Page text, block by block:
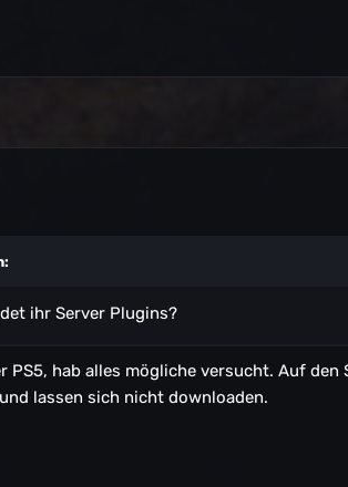
:
ihr Server Plugins?
PS5, hab alles mögliche versucht. Auf
lassen sich nicht downloaden.